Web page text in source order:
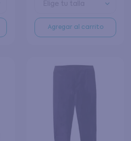
Agregar al carrito